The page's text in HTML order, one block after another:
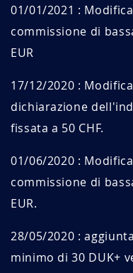
01/01/2021 :
commissione di
EUR
17/12/2020 :
dichiarazione
fissata a 50 CHF.
01/06/2020 :
commissione di
EUR.
28/05/2020 :
minimo di 30 DUK+